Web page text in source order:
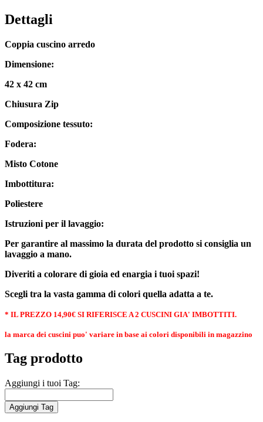
Dettagli
Coppia cuscino arredo
Dimensione:
42 x 42 cm
Chiusura Zip
Composizione tessuto:
Fodera:
Misto Cotone
Imbottitura:
Poliestere
Istruzioni per il lavaggio:
Per garantire al massimo la durata del prodotto si consiglia un
lavaggio a mano.
Diveriti a colorare di gioia ed enargia i tuoi spazi!
Scegli tra la vasta gamma di colori quella adatta a te.
* IL PREZZO 14,90€ SI RIFERISCE A 2 CUSCINI GIA' IMBOTTITI.
la marca dei cuscini puo' variare in base ai colori disponibili in magazzino
Tag prodotto
Aggiungi i tuoi Tag:
Aggiungi Tag